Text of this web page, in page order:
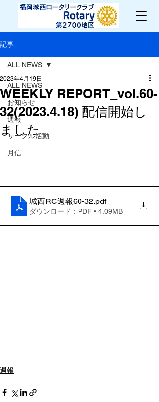
記事
ALL NEWS
お知らせ
週報
サークル活動
月信
ALL NEWS
WEEKLY REPORT_vol.60-
32(2023.4.18) 配信開始し
ました。
2023年4月19日
城西RC週報60-32.pdf
ダウンロード：PDF • 4.09MB
週報